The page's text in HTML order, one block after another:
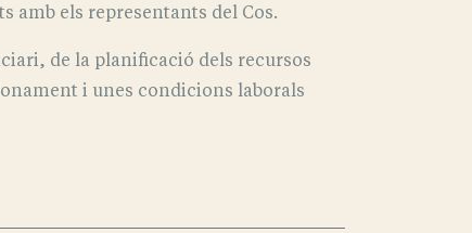
amb els representants del Cos.
de la planificació dels recursos
i unes condicions laborals